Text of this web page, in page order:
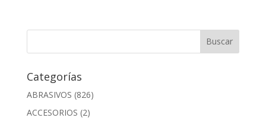
Categorías
ABRASIVOS (826)
ACCESORIOS (2)